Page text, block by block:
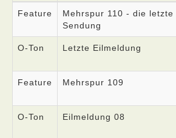
Feature
Mehrspur 110 - die letzte
Sendung
O-Ton Letzte Eilmeldung
Feature Mehrspur 109
O-Ton Eilmeldung 08